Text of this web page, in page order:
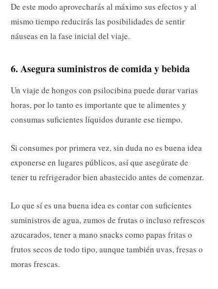
De este modo aprovecharás al máximo sus efectos y al
mismo tiempo reducirás las posibilidades de sentir
náuseas en la fase inicial del viaje.
6. Asegura suministros de comida y bebida
Un viaje de hongos con psilocibina puede durar varias
horas, por lo tanto es importante que te alimentes y
consumas suficientes líquidos durante ese tiempo.
Si consumes por primera vez, sin duda no es buena idea
exponerse en lugares públicos, así que asegúrate de
tener tu refrigerador bien abastecido antes de comenzar.
Lo que sí es una buena idea es contar con suficientes
suministros de agua, zumos de frutas o incluso refrescos
azucarados, tener a mano snacks como papas fritas o
frutos secos de todo tipo, aunque también uvas, fresas o
moras frescas.